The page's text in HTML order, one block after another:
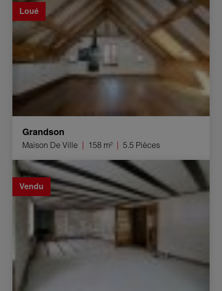
Loué
Grandson
Maison De Ville 158 m² 5.5 Pièces
Vente Maison Fleurier 12 Pièces 600 m²
Vendu